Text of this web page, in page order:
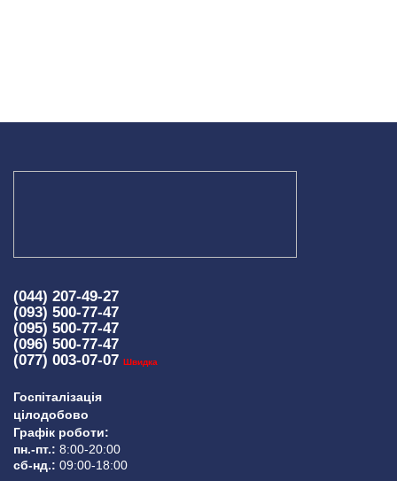
(044) 207-49-27
(093) 500-77-47
(095) 500-77-47
(096) 500-77-47
(077) 003-07-07 Швидка
Госпіталізація
цілодобово
Графік роботи:
пн.-пт.: 8:00-20:00
сб-нд.: 09:00-18:00